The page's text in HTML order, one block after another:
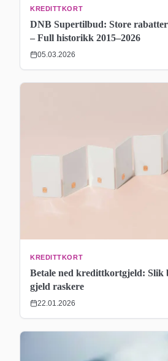
KREDITTKORT
DNB Supertilbud: Store
– Full historikk 2015–2026
05.03.2026
KREDITTKORT
Betale ned kredittkortgjeld:
gjeld raskere
22.01.2026